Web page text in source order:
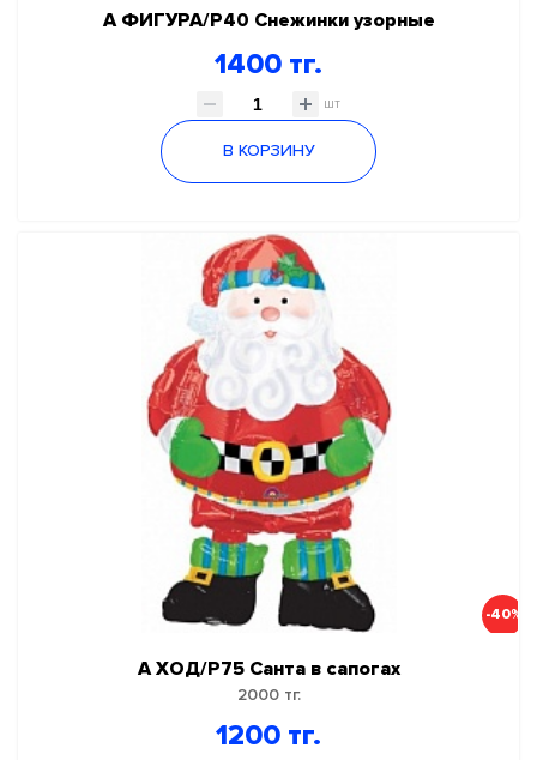
А ФИГУРА/P40 Снежинки узорные
1400 тг.
шт
В КОРЗИНУ
-40%
А ХОД/Р75 Санта в сапогах
2000 тг.
1200 тг.